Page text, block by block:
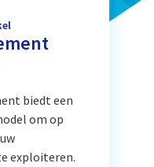
biedt een
om op
exploiteren.